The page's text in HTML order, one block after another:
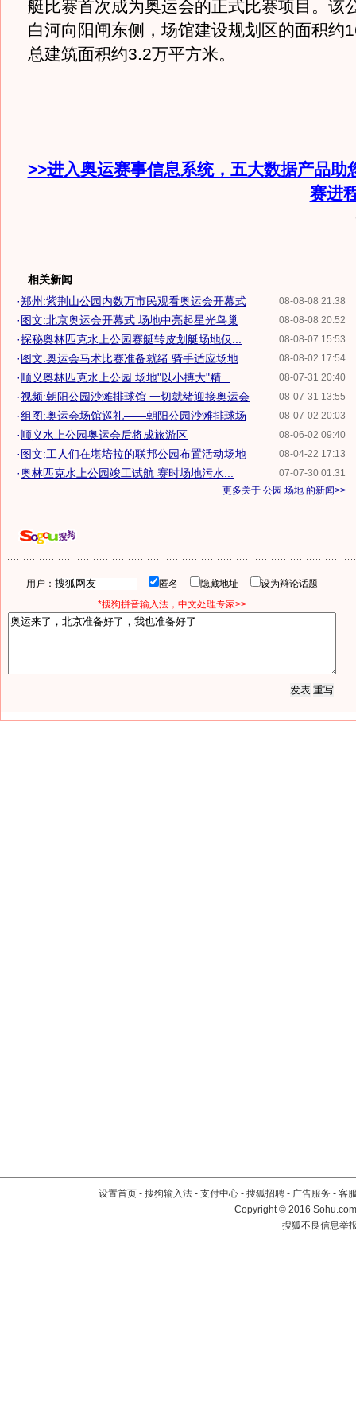
艇比赛首次成为奥运会的正式比赛项目。该
白河向阳闸东侧，场馆建设规划区的面积约
总建筑面积约3.2万平方米。
>>进入奥运赛事信息系统，五大数据产品助
赛进
相关新闻
08-08-08 21:38
·郑州:紫荆山公园内数万市民观看奥运会开幕式
08-08-08 20:52
·图文:北京奥运会开幕式 场地中亮起星光鸟巢
08-08-07 15:53
·探秘奥林匹克水上公园赛艇转皮划艇场地仅...
08-08-02 17:54
·图文:奥运会马术比赛准备就绪 骑手适应场地
08-07-31 20:40
·顺义奥林匹克水上公园 场地"以小搏大"精...
08-07-31 13:55
·视频:朝阳公园沙滩排球馆 一切就绪迎接奥运会
08-07-02 20:03
·组图:奥运会场馆巡礼——朝阳公园沙滩排球场
08-06-02 09:40
·顺义水上公园奥运会后将成旅游区
08-04-22 17:13
·图文:工人们在堪培拉的联邦公园布置活动场地
07-07-30 01:31
·奥林匹克水上公园竣工试航 赛时场地污水...
更多关于 公园 场地 的新闻>>
用户： 匿名 隐藏地址
设为辩论话题
*搜狗拼音输入法，中文处理专家>>
设置首页 - 搜狗输入法 - 支付中心 - 搜狐招聘 - 广告服务 - 客
Copyright©2016
搜狐不良信息举